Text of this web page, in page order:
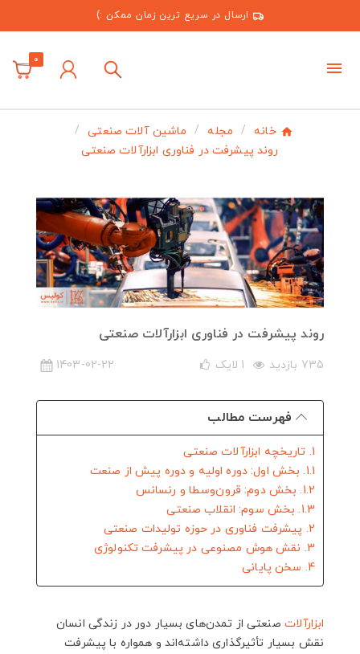
ارسال در سریع ترین زمان ممکن :)
0
خانه مجله
ماشین آلات صنعتی
روند پیشرفت در فناوری ابزارآلات صنعتی
روند پیشرفت در فناوری ابزارآلات صنعتی
735 بازدید 1 لایک 1403-02-22
فهرست مطالب
1. تاریخچه ابزارآلات صنعتی
1.1. بخش اول: دوره اولیه و دوره پیش از صنعت
1.2. بخش دوم: قرون‌وسطا و رنسانس
1.3. بخش سوم: انقلاب صنعتی
2. پیشرفت فناوری در حوزه تولیدات صنعتی
3. نقش هوش مصنوعی در پیشرفت تکنولوژی
4. سخن پایانی
ابزارآلات صنعتی از تمدن‌های بسیار دور در زندگی انسان
نقش بسیار تأثیرگذاری داشته‌اند و همواره با پیشرفت